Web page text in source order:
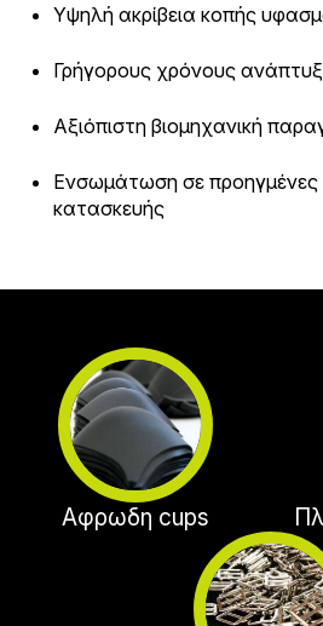
Υψηλή ακρίβεια κοπής
Γρήγορους χρόνους
Αξιόπιστη βιομηχανική
Ενσωμάτωση σε προηγμένες
κατασκευής
Αφρωδη cups